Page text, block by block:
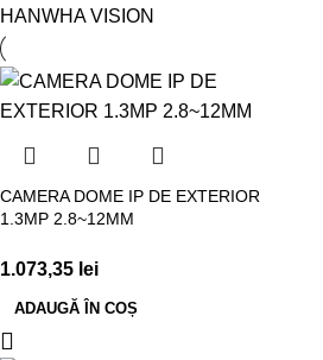
HANWHA VISION
CAMERA DOME IP DE EXTERIOR
1.3MP 2.8~12MM
1.073,35 lei
ADAUGĂ ÎN COȘ